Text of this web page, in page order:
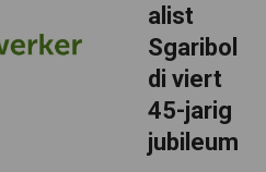
alist
Sgaribol
di viert
45-jarig
jubileum